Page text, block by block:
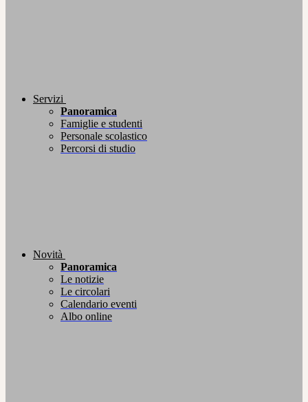
Servizi
Panoramica
Famiglie e studenti
Personale scolastico
Percorsi di studio
Novità
Panoramica
Le notizie
Le circolari
Calendario eventi
Albo online